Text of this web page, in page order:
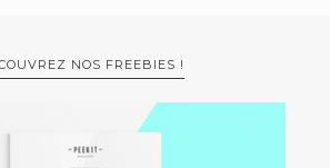
NOS FREEBIES !